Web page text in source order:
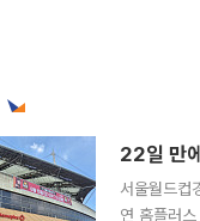
22일 만
서울월드컵
연 홈플러